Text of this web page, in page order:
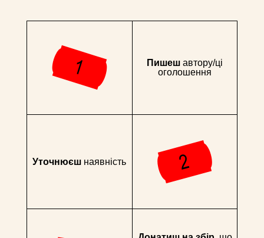
Пишеш автору/ці
оголошення
Уточнюєш наявність